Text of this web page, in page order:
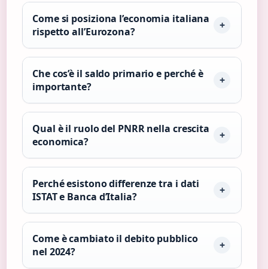
Come si posiziona l’economia italiana
rispetto all’Eurozona?
Che cos’è il saldo primario e perché è
importante?
Qual è il ruolo del PNRR nella crescita
economica?
Perché esistono differenze tra i dati
ISTAT e Banca d’Italia?
Come è cambiato il debito pubblico
nel 2024?